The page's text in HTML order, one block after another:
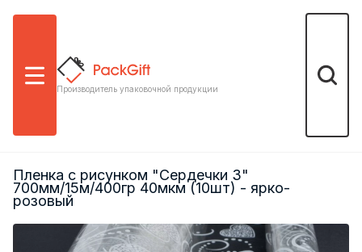
Меню
Производитель упаковочной продукции
Поиск
Пленка с рисунком "Сердечки 3"
700мм/15м/400гр 40мкм (10шт) - ярко-
розовый